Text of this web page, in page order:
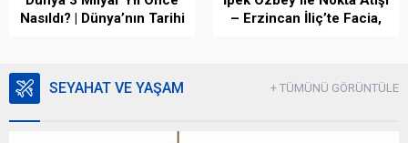
Nasıldı? | Dünya’nın Tarihi
– Erzincan İliç’te Facia,
SEYAHAT VE YAŞAM + TÜMÜNÜ GÖRÜNTÜLE